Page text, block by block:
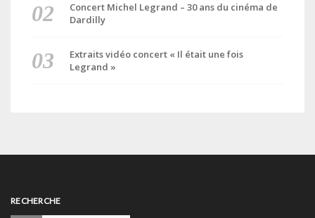
Concert Michel Legrand – 30 ans du cinéma de
Dardilly
Extraits vidéo concert « Il était une fois
Legrand »
RECHERCHE